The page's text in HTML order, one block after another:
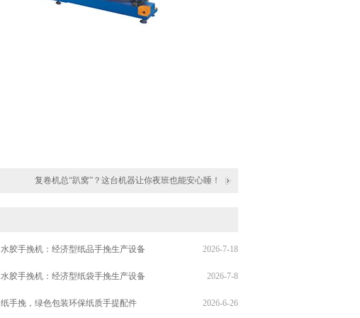
复卷机总“趴窝”？这台机器让你夜班也能安心睡！
水胶手挽机：经济型纸品手挽生产设备 2026-7-18
水胶手挽机：经济型纸袋手挽生产设备 2026-7-8
纸手挽，绿色包装环保纸质手提配件 2026-6-26